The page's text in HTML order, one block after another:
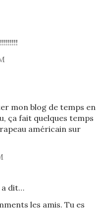
mon blog de temps en
ça fait quelques temps
américain sur
a dit…
les amis. Tu es